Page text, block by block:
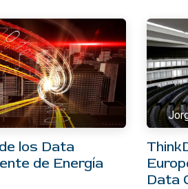
los Data
de Energía
Data